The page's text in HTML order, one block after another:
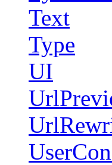
Text
Type
UI